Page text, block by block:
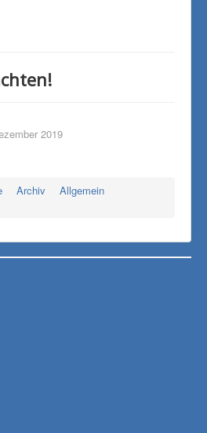
2019
Archiv
Allgemein